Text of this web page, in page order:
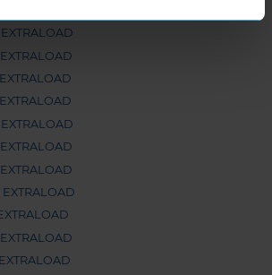
EXTRALOAD
EXTRALOAD
EXTRALOAD
EXTRALOAD